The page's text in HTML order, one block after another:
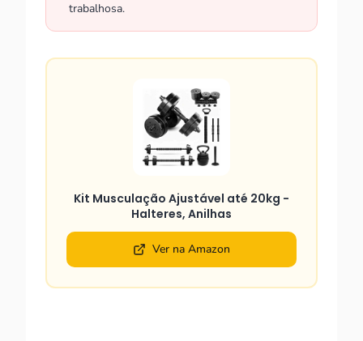
trabalhosa.
Kit Musculação Ajustável até 20kg -
Halteres, Anilhas
Ver na Amazon